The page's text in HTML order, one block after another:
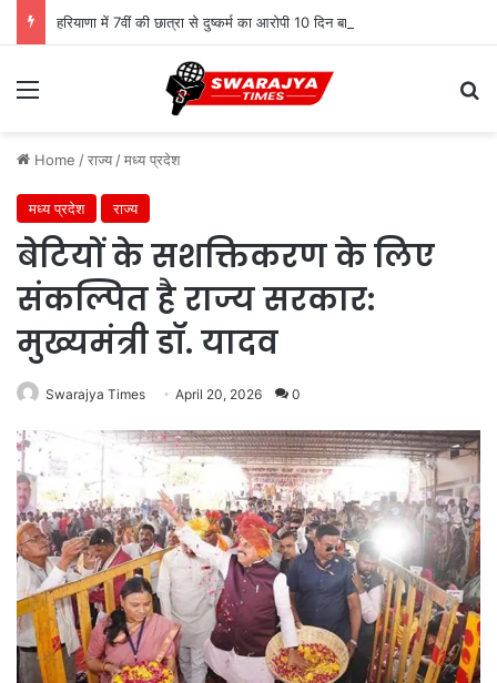
Menu
Home /राज्य /मध्य प्रदेश
मध्य प्रदेश राज्य
बेटियों के सशक्तिकरण के लिए
संकल्पित है राज्य सरकार:
मुख्यमंत्री डॉ. यादव
Swarajya Times April 20, 2026 0